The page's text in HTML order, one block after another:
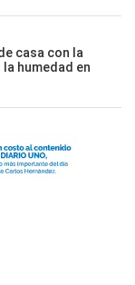
casa con la
humedad en